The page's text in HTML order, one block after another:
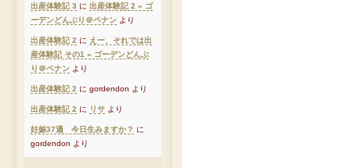
出産体験記 3 に 出産体験記 2 » ゴ
ーデンどんぶり＠ペナン より
出産体験記 2 に えー、それでは出
産体験記 その1 » ゴーデンどんぶ
り＠ペナン より
出産体験記 2 に gordendon より
出産体験記 2 に リサ より
妊娠37週 今日生みますか？ に
gordendon より